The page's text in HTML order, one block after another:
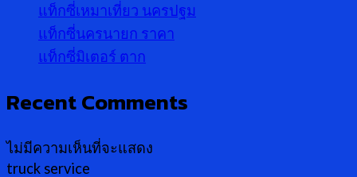
แท็กซี่เหมาเที่ยว นครปฐม
แท็กซี่นครนายก ราคา
แท็กซี่มิเตอร์ ตาก
Recent Comments
ไม่มีความเห็นที่จะแสดง
truck service